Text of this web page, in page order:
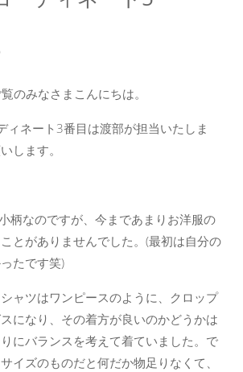
のみなさまこんにちは。
ィネート3番目は渡部が担当いたしま
します。
柄なのですが、今まであまりお洋服の
とがありませんでした。(最初は自分の
たです笑)
ャツはワンピースのように、クロップ
になり、その着方が良いのかどうかは
にバランスを考えて着ていました。で
イズのものだと何だか物足りなくて、